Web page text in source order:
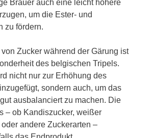
Brauer auch eine leicht höhere
um die Ester- und
zu fördern.
Zucker während der Gärung ist
des belgischen Tripels.
nicht nur zur Erhöhung des
sondern auch, um das
ausbalanciert zu machen. Die
– ob Kandiszucker, weißer
andere Zuckerarten –